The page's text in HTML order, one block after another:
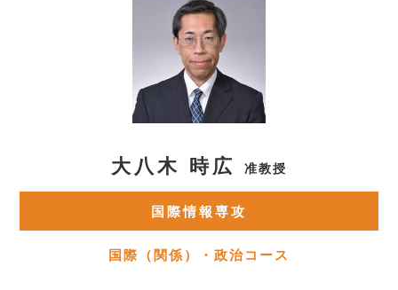
大八木 時広 准教授
国際情報専攻
国際（関係）・政治コース